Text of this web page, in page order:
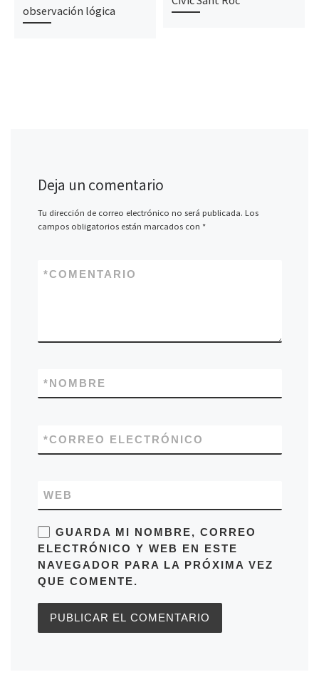
observación lógica
Deja un comentario
Tu dirección de correo electrónico no será publicada. Los
campos obligatorios están marcados con *
COMENTARIO
*
NOMBRE
*
CORREO ELECTRÓNICO
*
WEB
GUARDA MI NOMBRE, CORREO
ELECTRÓNICO Y WEB EN ESTE
NAVEGADOR PARA LA PRÓXIMA VEZ
QUE COMENTE.